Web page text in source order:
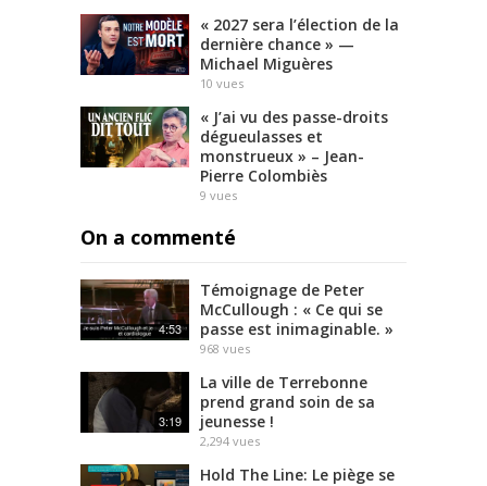
« 2027 sera l’élection de la
dernière chance » —
Michael Miguères
10 vues
« J’ai vu des passe-droits
dégueulasses et
monstrueux » – Jean-
Pierre Colombiès
9 vues
On a commenté
4:53
Témoignage de Peter
McCullough : « Ce qui se
passe est inimaginable. »
968 vues
3:19
La ville de Terrebonne
prend grand soin de sa
jeunesse !
2,294 vues
Hold The Line: Le piège se